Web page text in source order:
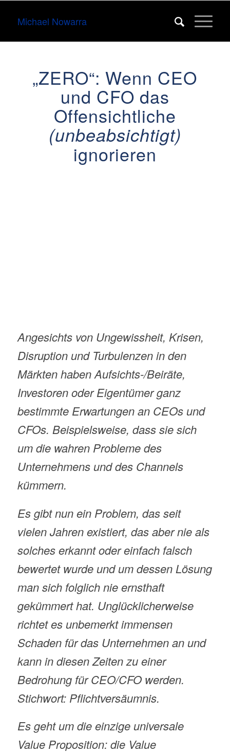
Michael Nowarra
„ZERO“: Wenn CEO
und CFO das
Offensichtliche
(unbeabsichtigt)
ignorieren
Angesichts von Ungewissheit, Krisen,
Disruption und Turbulenzen in den
Märkten haben Aufsichts-/Beiräte,
Investoren oder Eigentümer ganz
bestimmte Erwartungen an CEOs und
CFOs. Beispielsweise, dass sie sich
um die wahren Probleme des
Unternehmens und des Channels
kümmern.
Es gibt nun ein Problem, das seit
vielen Jahren existiert, das aber nie als
solches erkannt oder einfach falsch
bewertet wurde und um dessen Lösung
man sich folglich nie ernsthaft
gekümmert hat. Unglücklicherweise
richtet es unbemerkt immensen
Schaden für das Unternehmen an und
kann in diesen Zeiten zu einer
Bedrohung für CEO/CFO werden.
Stichwort: Pflichtversäumnis.
Es geht um die einzige universale
Value Proposition: die Value